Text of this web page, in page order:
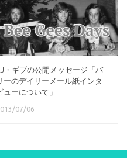
・ギブの公開メッセージ「バ
ーのデイリーメール紙インタ
ューについて」
07/06